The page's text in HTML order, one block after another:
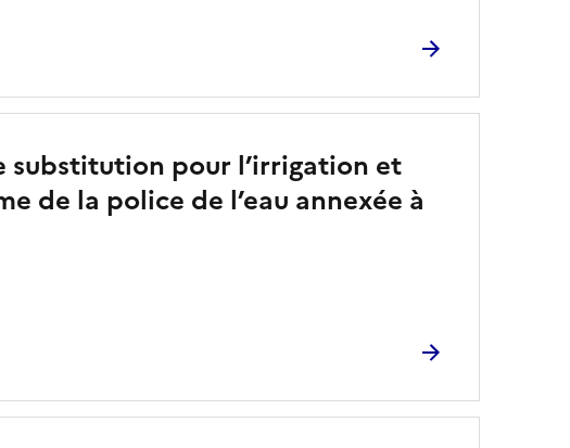
substitution pour l’irrigation et
de la police de l’eau annexée à